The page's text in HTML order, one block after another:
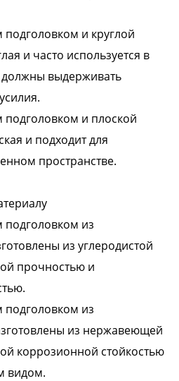
и круглой
и часто используется в
выдерживать
подголовком и плоской
и подходит для
пространстве.
подголовком из
из углеродистой
прочностью и
подголовком из
из нержавеющей
коррозионной стойкостью
видом.